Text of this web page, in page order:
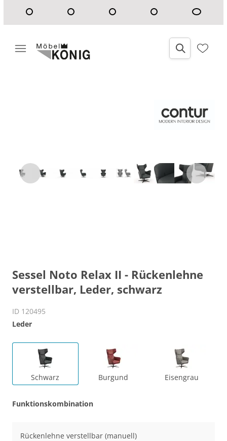
Sessel Noto Relax II - Rückenlehne
verstellbar, Leder, schwarz
ID 120495
Leder
Schwarz Burgund Eisengrau
Funktionskombination
Rückenlehne verstellbar (manuell)